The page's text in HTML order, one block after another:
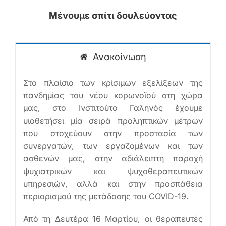
Ελληνικά
Μένουμε σπίτι δουλεύοντας
Ανακοίνωση
Στο πλαίσιο των κρίσιμων εξελίξεων της
πανδημίας του νέου κορωνοϊού στη χώρα
μας, στο Ινστιτούτο Γαληνός έχουμε
υιοθετήσει μία σειρά προληπτικών μέτρων
που στοχεύουν στην προστασία των
συνεργατών, των εργαζομένων και των
ασθενών μας, στην αδιάλειπτη παροχή
ψυχιατρικών και ψυχοθεραπευτικών
υπηρεσιών, αλλά και στην προσπάθεια
περιορισμού της μετάδοσης του COVID-19.
Από τη Δευτέρα 16 Μαρτίου, οι θεραπευτές